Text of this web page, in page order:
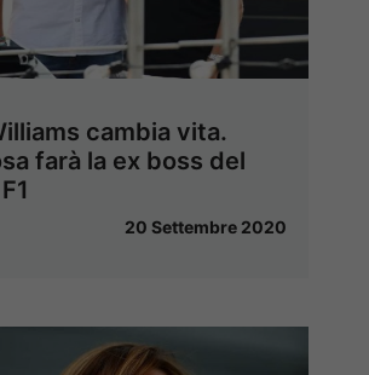
cambia vita.
farà la ex boss del
20 Settembre 2020